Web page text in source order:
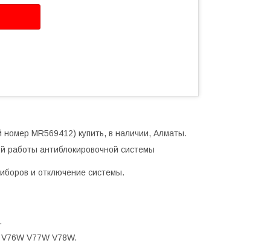
номер MR569412) купить, в наличии, Алматы.
работы антиблокировочной системы
и отключение системы.
V77W V78W.